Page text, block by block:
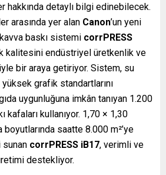
detaylı bilgi edinebilecek.
arasında yer alan Canon’un yeni
baskı sistemi corrPRESS
kalitesini endüstriyel üretkenlik ve
bir araya getiriyor. Sistem, su
grafik standartlarını
uygunluğuna imkân tanıyan 1.200
kafaları kullanıyor. 1,70 × 1,30
saatte 8.000 m²’ye
sunan corrPRESS iB17, verimli ve
destekliyor.